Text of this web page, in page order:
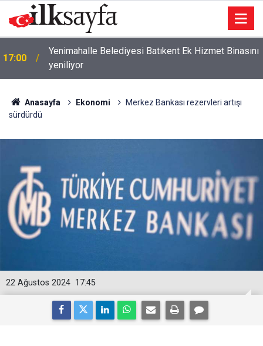
17:00
Yenimahalle Belediyesi Batıkent Ek Hizmet Binasını
yeniliyor
16:49
Yökdil/2 Sınavının Temel Soru Kitapçıkları İle Cevap
Anahtarları Yayımlandı
Anasayfa Ekonomi
Merkez Bankası rezervleri artışı
sürdürdü
17:45
22 Ağustos 2024